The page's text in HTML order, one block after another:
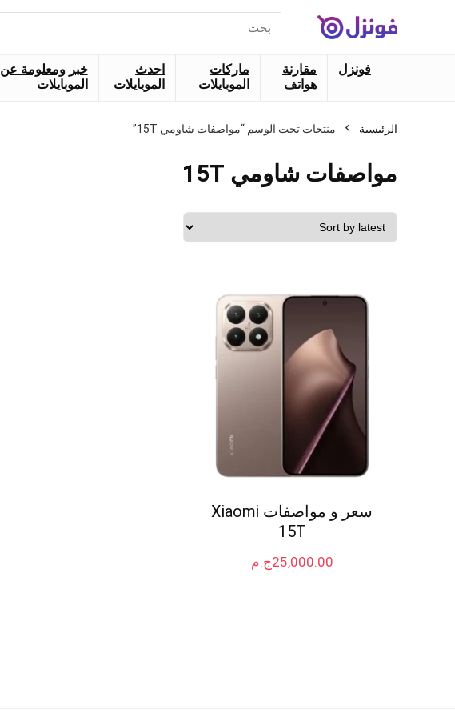
عن:
فونزل
مقارنة
هواتف
ماركات
الموبايلات
احدث
الموبايلات
خبر ومعلومة عن
الموبايلات
الرئيسية منتجات تحت الوسم “مواصفات شاومي 15T”
مواصفات شاومي 15T
سعر و مواصفات Xiaomi
15T
ج.م25,000.00